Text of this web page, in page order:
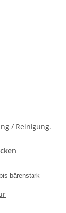
/ Reinigung.
bärenstark